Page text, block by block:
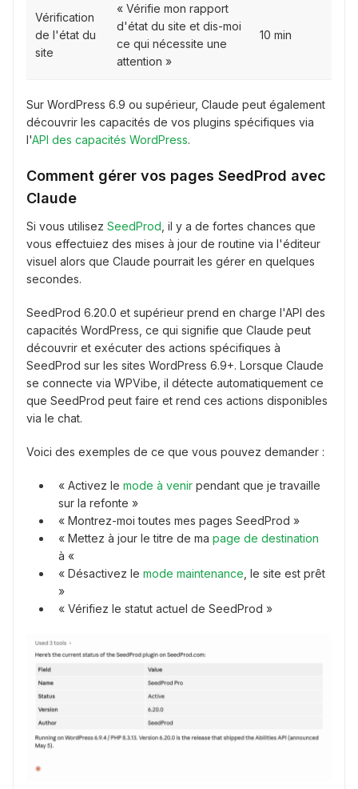
Vérification
de l'état du
site
« Vérifie mon rapport
d'état du site et dis-moi
ce qui nécessite une
attention »
10 min
Sur WordPress 6.9 ou supérieur, Claude peut également
découvrir les capacités de vos plugins spécifiques via
l'API des capacités WordPress.
Comment gérer vos pages SeedProd avec
Claude
Si vous utilisez SeedProd , il y a de fortes chances que
vous effectuiez des mises à jour de routine via l'éditeur
visuel alors que Claude pourrait les gérer en quelques
secondes.
SeedProd 6.20.0 et supérieur prend en charge l'API des
capacités WordPress, ce qui signifie que Claude peut
découvrir et exécuter des actions spécifiques à
SeedProd sur les sites WordPress 6.9+. Lorsque Claude
se connecte via WPVibe, il détecte automatiquement ce
que SeedProd peut faire et rend ces actions disponibles
via le chat.
Voici des exemples de ce que vous pouvez demander :
« Activez le mode à venir pendant que je travaille
sur la refonte »
« Montrez-moi toutes mes pages SeedProd »
« Mettez à jour le titre de ma page de destination
à «
« Désactivez le mode maintenance , le site est prêt
»
« Vérifiez le statut actuel de SeedProd »